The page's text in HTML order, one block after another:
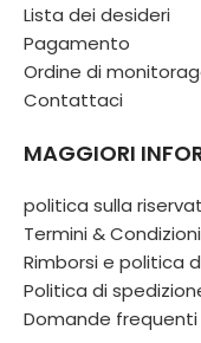
Lista dei desideri
Pagamento
Ordine di
Contattaci
MAGGIORI
politica sulla
Termini & Condizioni
Rimborsi e politica
Politica di
Domande frequenti